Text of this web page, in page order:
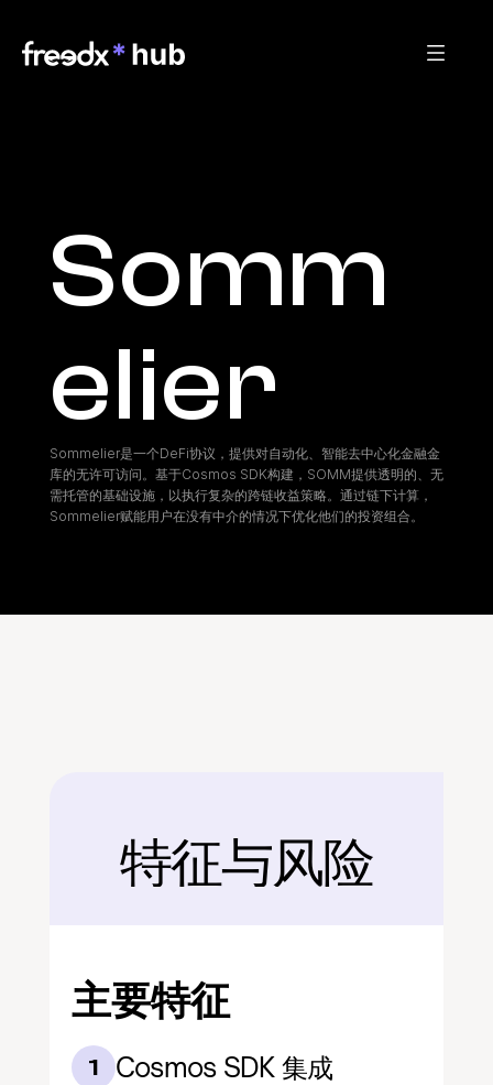
Somm
elier
Sommelier是一个DeFi协议，提供对自动化、智能去中心化金融金
库的无许可访问。基于Cosmos SDK构建，SOMM提供透明的、无
需托管的基础设施，以执行复杂的跨链收益策略。通过链下计算，
Sommelier赋能用户在没有中介的情况下优化他们的投资组合。
后面
特征与风险
主要特征
1 Cosmos SDK 集成